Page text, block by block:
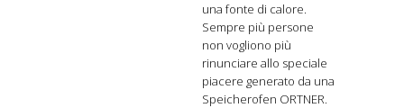
una fonte di calore.
Sempre più persone
non vogliono più
rinunciare allo speciale
piacere generato da una
Speicherofen ORTNER.